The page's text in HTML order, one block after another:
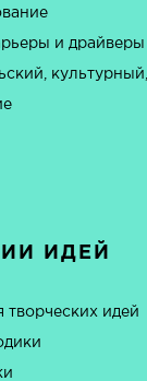
и драйверы
ИДЕЙ
творческих идей